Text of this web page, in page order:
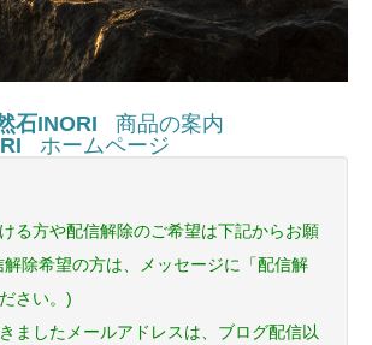
石INORI 商品の案内
ホームページ
る方や配信解除のご希望は下記からお願
除希望の方は、メッセージに「配信解
さい。)
ましたメールアドレスは、ブログ配信以